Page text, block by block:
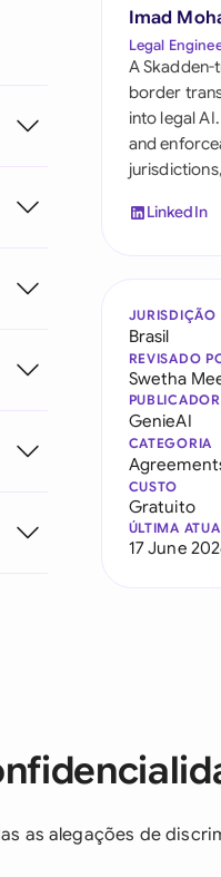
United Kingdom
United States
Imad
Legal
A
border
into legal
and
LinkedIn
JURISDIÇÃO
Brasil
REVISADO
Swetha
PUBLICADOR
GenieAI
CATEGORIA
CUSTO
Gratuito
ÚLTIMA
17 June
as alegações de